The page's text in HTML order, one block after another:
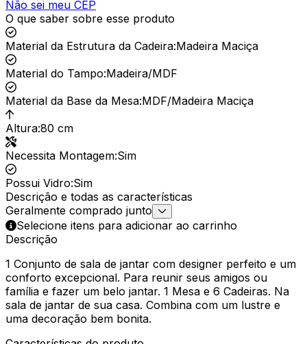
Não sei meu CEP
O que saber sobre esse produto
Material da Estrutura da Cadeira:Madeira Maciça
Material do Tampo:Madeira/MDF
Material da Base da Mesa:MDF/Madeira Maciça
Altura:80 cm
Necessita Montagem:Sim
Possui Vidro:Sim
Descrição e todas as características
Geralmente comprado junto
Selecione itens para adicionar ao carrinho
Descrição
1 Conjunto de sala de jantar com designer perfeito e um
conforto excepcional. Para reunir seus amigos ou
família e fazer um belo jantar. 1 Mesa e 6 Cadeiras. Na
sala de jantar de sua casa. Combina com um lustre e
uma decoração bem bonita.